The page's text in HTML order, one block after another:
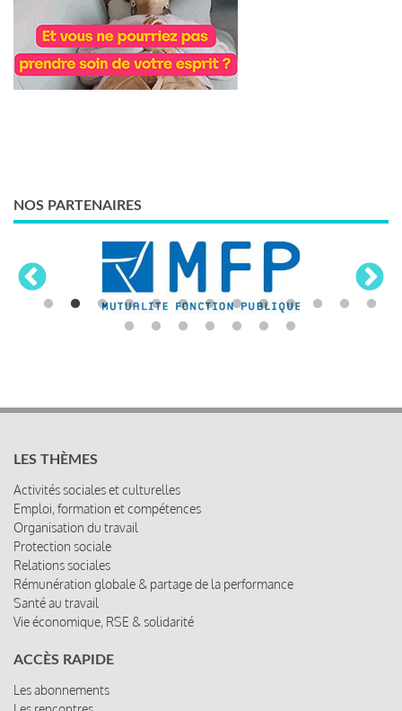
NOS PARTENAIRES
LES THÈMES
Activités sociales et culturelles
Emploi, formation et compétences
Organisation du travail
Protection sociale
Relations sociales
Rémunération globale & partage de la performance
Santé au travail
Vie économique, RSE & solidarité
ACCÈS RAPIDE
Les abonnements